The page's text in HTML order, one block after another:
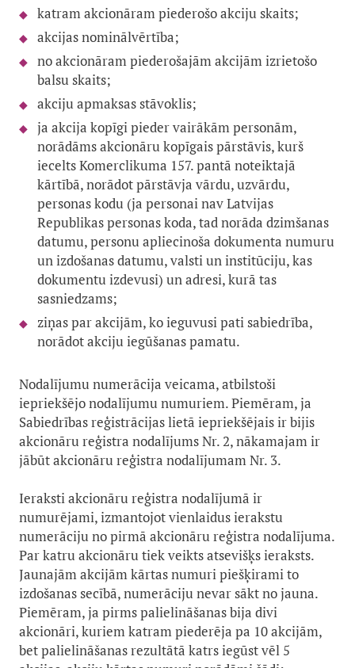
katram akcionāram piederošo akciju skaits;
akcijas nominālvērtība;
no akcionāram piederošajām akcijām izrietošo
balsu skaits;
akciju apmaksas stāvoklis;
ja akcija kopīgi pieder vairākām personām,
norādāms akcionāru kopīgais pārstāvis, kurš
iecelts Komerclikuma 157. pantā noteiktajā
kārtībā, norādot pārstāvja vārdu, uzvārdu,
personas kodu (ja personai nav Latvijas
Republikas personas koda, tad norāda dzimšanas
datumu, personu apliecinoša dokumenta numuru
un izdošanas datumu, valsti un institūciju, kas
dokumentu izdevusi) un adresi, kurā tas
sasniedzams;
ziņas par akcijām, ko ieguvusi pati sabiedrība,
norādot akciju iegūšanas pamatu.
Nodalījumu numerācija veicama, atbilstoši
iepriekšējo nodalījumu numuriem. Piemēram, ja
Sabiedrības reģistrācijas lietā iepriekšējais ir bijis
akcionāru reģistra nodalījums Nr. 2, nākamajam ir
jābūt akcionāru reģistra nodalījumam Nr. 3.
Ieraksti akcionāru reģistra nodalījumā ir
numurējami, izmantojot vienlaidus ierakstu
numerāciju no pirmā akcionāru reģistra nodalījuma.
Par katru akcionāru tiek veikts atsevišķs ieraksts.
Jaunajām akcijām kārtas numuri piešķirami to
izdošanas secībā, numerāciju nevar sākt no jauna.
Piemēram, ja pirms palielināšanas bija divi
akcionāri, kuriem katram piederēja pa 10 akcijām,
bet palielināšanas rezultātā katrs iegūst vēl 5